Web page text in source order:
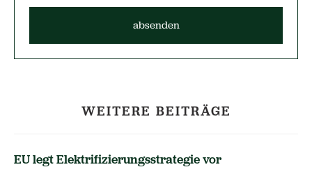
WEITERE BEITRÄGE
EU legt Elektrifizierungsstrategie vor